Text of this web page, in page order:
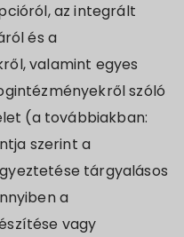
az integrált
és a
valamint egyes
szóló
(a továbbiakban:
szerint a
tárgyalásos
a
vagy